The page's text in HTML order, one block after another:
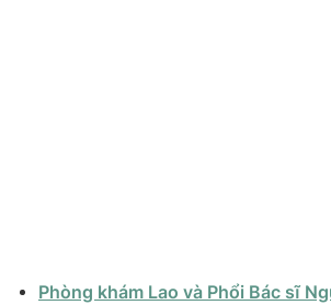
Phòng khám Lao và Phổi Bác sĩ